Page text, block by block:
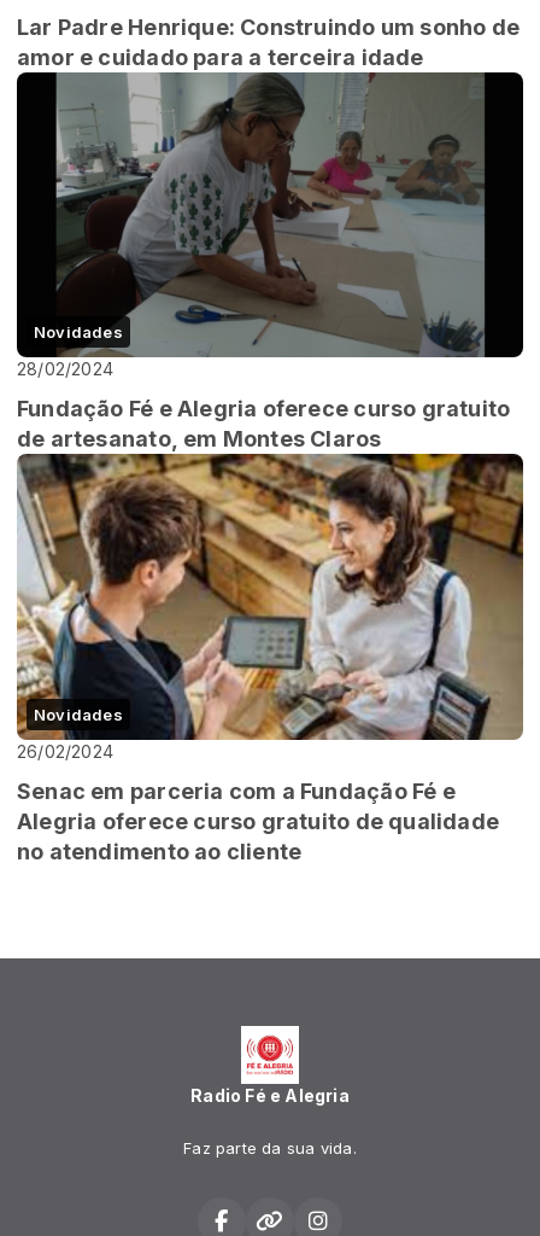
Lar Padre Henrique: Construindo um sonho de
amor e cuidado para a terceira idade
Novidades
28/02/2024
Fundação Fé e Alegria oferece curso gratuito
de artesanato, em Montes Claros
Novidades
26/02/2024
Senac em parceria com a Fundação Fé e
Alegria oferece curso gratuito de qualidade
no atendimento ao cliente
Radio Fé e Alegria
Faz parte da sua vida.